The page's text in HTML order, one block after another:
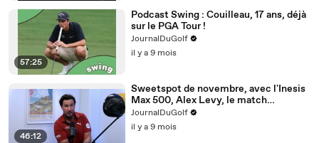
57:25
Podcast Swing : Couilleau, 17 ans, déjà
sur le PGA Tour !
JournalDuGolf
il y a 9 mois
46:12
Sweetspot de novembre, avec l'Inesis
Max 500, Alex Levy, le match
persimon / titane et même la hype des
niveaux à bulle !
JournalDuGolf
il y a 9 mois